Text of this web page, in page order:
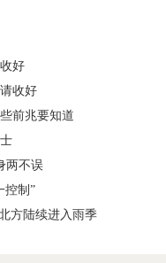
好
收好
前兆要知道
两不误
控制”
方陆续进入雨季